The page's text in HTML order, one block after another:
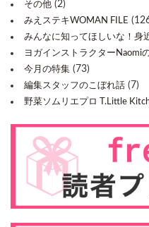
その他 (2)
みえステキWOMAN FILE
みんなに知ってほしいな！身
ヨガインストラクターNaomi
今月の特集 (73)
編集スタッフのこぼれ話 (7)
野菜ソムリエプロ T.Little